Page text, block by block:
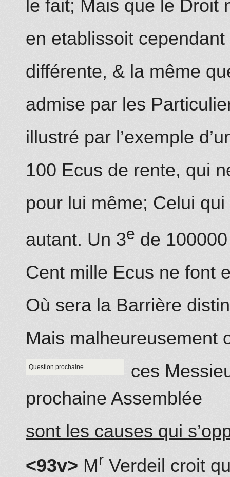
le fait; Mais que le Droit
en etablissoit
différente, & la même
admise par les
illustré par l’exemple
100 Ecus de rente, qui
pour lui même; Celui
autant. Un 3e de
Cent mille Ecus ne font
Où sera la Barrière
Mais malheureusement
ces
Question prochaine
prochaine Assemblée
sont les causes qui
<93v> Mr Verdeil croit